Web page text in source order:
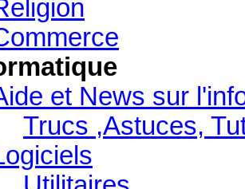
et News sur
Trucs ,Astuces,